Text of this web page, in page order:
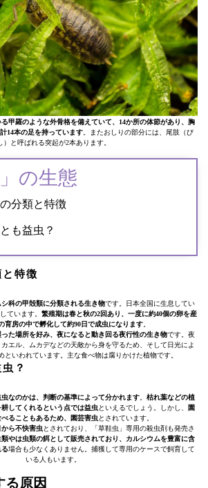
甲羅のような外骨格を備えていて、14か所の体節があり、胸
14本の足を持っています。またおしりの部分には、尾肢（び
）と呼ばれる突起が2本あります。
の生態
の分類と特徴
も益虫？
と特徴
科の甲殻類に分類される生き物です。日本全国に生息してい
ています。 繁殖期は春と秋の2回あり、一度に約40個の卵を産
育房の中で孵化して約90日で成虫になります
た場所を好み、夜になると動き回る夜行性の生き物です。夜
エル、ムカデなどの天敵から身を守るため、そして日光によ
といわれています。主な食べ物は腐りかけた植物です。
？
虫なのかは、判断の基準によって分かれます
枯れ葉などの植
してくれるという点では益虫 といえるでしょう。しかし、 園
ることもあるため、園芸害虫 とされています。
ら不快害虫 とされており、「草鞋虫」専用の殺虫剤も発売さ
類やは虫類の餌として販売されており、カルシウムを豊富に含
場合も少なくありません。捕獲して専用のケースで飼育して
いる人もいます。
る原因